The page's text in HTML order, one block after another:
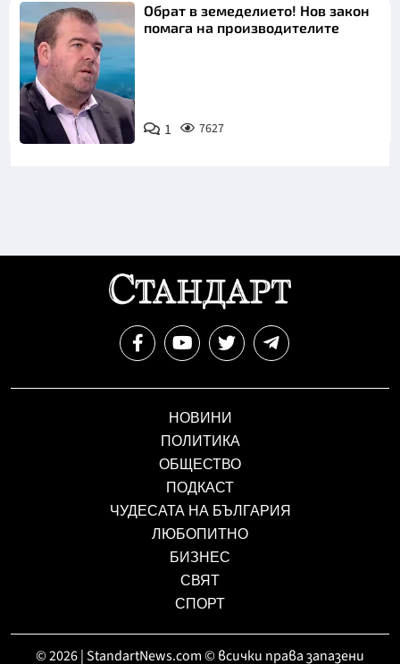
Снимка: бТВ
Обрат в земеделието! Нов закон
помага на производителите
1 7627
НОВИНИ
ПОЛИТИКА
ОБЩЕСТВО
ПОДКАСТ
ЧУДЕСАТА НА БЪЛГАРИЯ
ЛЮБОПИТНО
БИЗНЕС
СВЯТ
СПОРТ
© 2026 | StandartNews.com © всички права запазени